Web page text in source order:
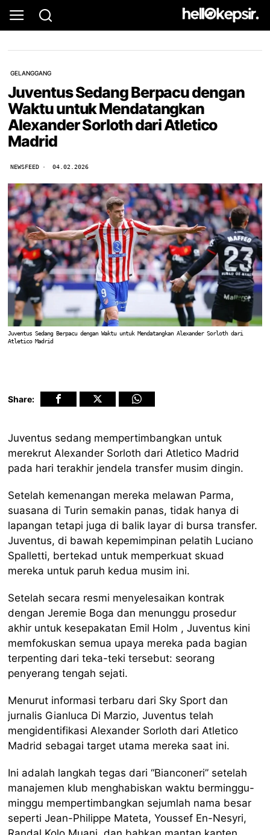
GELANGGANG
Juventus Sedang Berpacu dengan
Waktu untuk Mendatangkan
Alexander Sorloth dari Atletico
Madrid
NEWSFEED 04.02.2026
Juventus Sedang Berpacu dengan Waktu untuk Mendatangkan Alexander Sorloth dari
Atletico Madrid
Share:
Juventus sedang mempertimbangkan untuk
merekrut Alexander Sorloth dari Atletico Madrid
pada hari terakhir jendela transfer musim dingin.
Setelah kemenangan mereka melawan Parma,
suasana di Turin semakin panas, tidak hanya di
lapangan tetapi juga di balik layar di bursa transfer.
Juventus, di bawah kepemimpinan pelatih Luciano
Spalletti, bertekad untuk memperkuat skuad
mereka untuk paruh kedua musim ini.
Setelah secara resmi menyelesaikan kontrak
dengan Jeremie Boga dan menunggu prosedur
akhir untuk kesepakatan Emil Holm , Juventus kini
memfokuskan semua upaya mereka pada bagian
terpenting dari teka-teki tersebut: seorang
penyerang tengah sejati.
Menurut informasi terbaru dari Sky Sport dan
jurnalis Gianluca Di Marzio, Juventus telah
mengidentifikasi Alexander Sorloth dari Atletico
Madrid sebagai target utama mereka saat ini.
Ini adalah langkah tegas dari “Bianconeri” setelah
manajemen klub menghabiskan waktu berminggu-
minggu mempertimbangkan sejumlah nama besar
seperti Jean-Philippe Mateta, Youssef En-Nesyri,